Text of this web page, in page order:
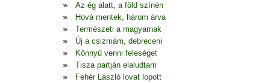
Az ég alatt, a föld színén
Hová mentek, három árva
Természeti a magyarnak
Új a csizmám, debreceni
Könnyű venni feleséget
Tisza partján elaludtam
Fehér László lovat lopott